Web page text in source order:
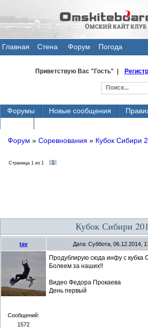
Главная
Стена
Форум Погода
Приветствую Вас"Гость" |
Форумы Новые сообщения
Форум » Соревнования » Кубок Сибири
Страница 1 из 1 1
Кубок Сибири
tav Дата: Суббота, 06.12.2014,
Сообщений:
1572
Продублирую сюда инфу с кубка
Болеем за наших!!
Видео Федора Прокаева
День первый